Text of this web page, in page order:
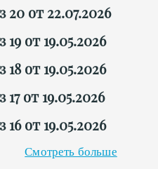
20 от 22.07.2026
19 от 19.05.2026
18 от 19.05.2026
17 от 19.05.2026
16 от 19.05.2026
Смотреть больше